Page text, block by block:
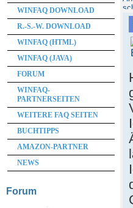
WINFAQ DOWNLOAD
R.-S.-W. DOWNLOAD
WINFAQ (HTML)
WINFAQ (JAVA)
FORUM
WINFAQ-
PARTNERSEITEN
WEITERE FAQ SEITEN
BUCHTIPPS
AMAZON-PARTNER
NEWS
Forum